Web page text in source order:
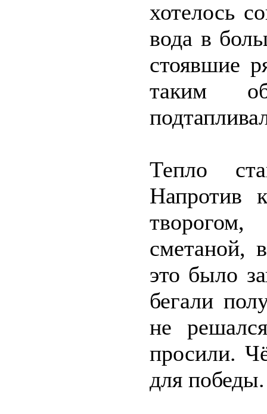
хотелось
вода в
стоявшие
таким
Тепло
Напротив
сметаной,
это было
бегали
не
просили.
для победы.